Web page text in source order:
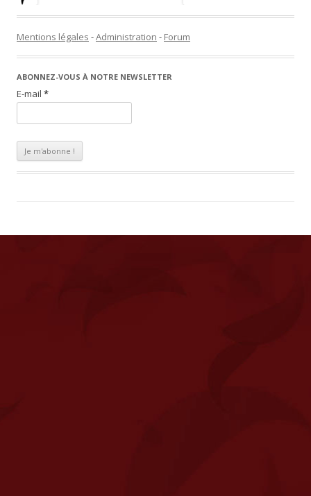
Mentions légales -Administration - Forum
ABONNEZ-VOUS À NOTRE NEWSLETTER
E-mail *